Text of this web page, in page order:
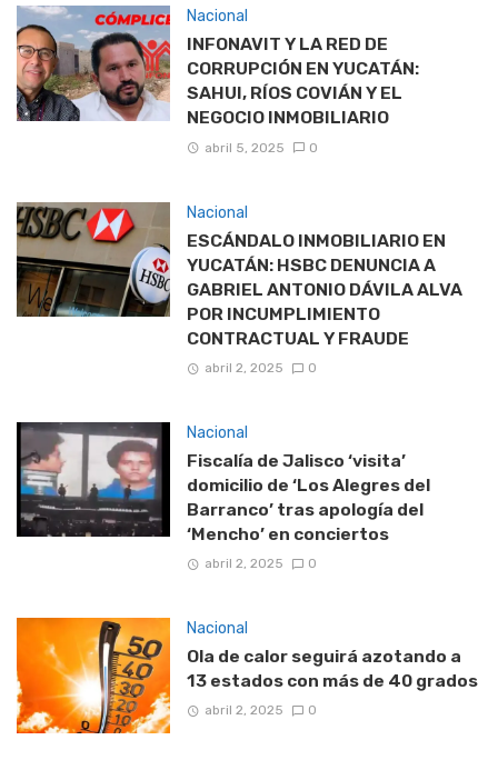
Nacional
INFONAVIT Y LA RED DE
CORRUPCIÓN EN YUCATÁN:
SAHUI, RÍOS COVIÁN Y EL
NEGOCIO INMOBILIARIO
abril 5, 2025 0
Nacional
ESCÁNDALO INMOBILIARIO EN
YUCATÁN: HSBC DENUNCIA A
GABRIEL ANTONIO DÁVILA ALVA
POR INCUMPLIMIENTO
CONTRACTUAL Y FRAUDE
abril 2, 2025 0
Nacional
Fiscalía de Jalisco ‘visita’
domicilio de ‘Los Alegres del
Barranco’ tras apología del
‘Mencho’ en conciertos
abril 2, 2025 0
Nacional
Ola de calor seguirá azotando a
13 estados con más de 40 grados
abril 2, 2025 0